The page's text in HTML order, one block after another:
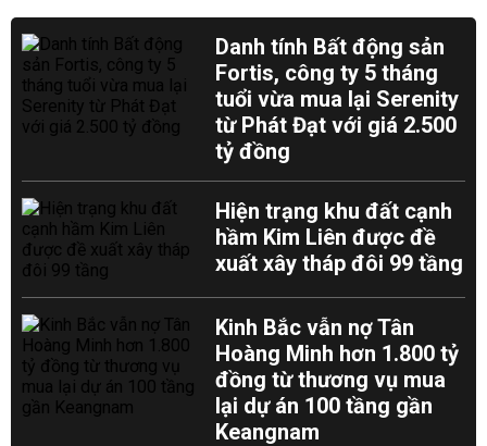
Danh tính Bất động sản
Fortis, công ty 5 tháng
tuổi vừa mua lại Serenity
từ Phát Đạt với giá 2.500
tỷ đồng
Hiện trạng khu đất cạnh
hầm Kim Liên được đề
xuất xây tháp đôi 99 tầng
Kinh Bắc vẫn nợ Tân
Hoàng Minh hơn 1.800 tỷ
đồng từ thương vụ mua
lại dự án 100 tầng gần
Keangnam